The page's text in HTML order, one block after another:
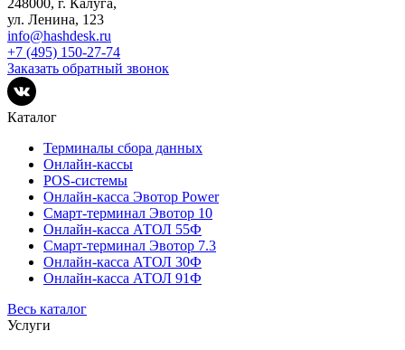
ул. Ленина, 123
info@hashdesk.ru
+7 (495) 150-27-74
Заказать обратный звонок
Каталог
Терминалы сбора данных
Онлайн-кассы
POS-системы
Онлайн-касса Эвотор Power
Смарт-терминал Эвотор 10
Онлайн-касса АТОЛ 55Ф
Смарт-терминал Эвотор 7.3
Онлайн-касса АТОЛ 30Ф
Онлайн-касса АТОЛ 91Ф
Весь каталог
Услуги